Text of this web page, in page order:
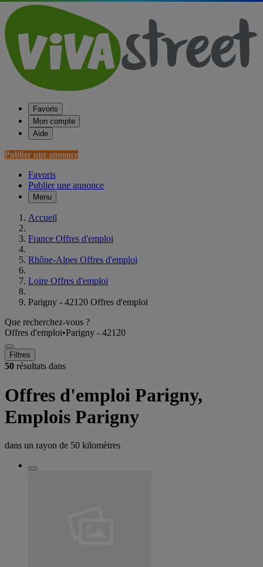
Favoris
Mon compte
Aide
Publier une annonce
Favoris
Publier une annonce
Menu
Accueil
France Offres d'emploi
Rhône-Alpes Offres d'emploi
Loire Offres d'emploi
Parigny - 42120 Offres d'emploi
Que recherchez-vous ?
Offres d'emploi•Parigny - 42120
Filtres
50 résultats dans
Offres d'emploi Parigny,
Emplois Parigny
dans un rayon de 50 kilomètres